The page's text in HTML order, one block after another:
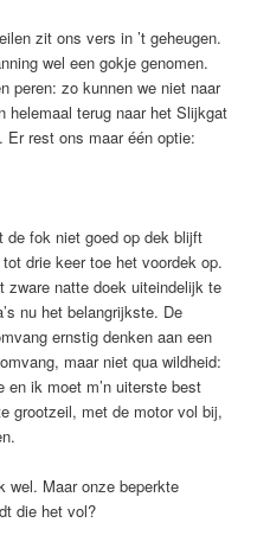
zit ons vers in ’t geheugen.
wel een gokje genomen.
peren: zo kunnen we niet naar
helemaal terug naar het Slijkgat
rest ons maar één optie:
de fok niet goed op dek blijft
drie keer toe het voordek op.
zware natte doek uiteindelijk te
nu het belangrijkste. De
ernstig denken aan een
maar niet qua wildheid:
en ik moet m’n uiterste best
grootzeil, met de motor vol bij,
wel. Maar onze beperkte
die het vol?